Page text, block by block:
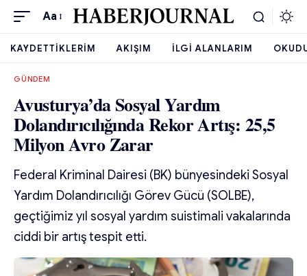
Aa
KAYDETTIKLERIM AKIŞIM İLGI ALANLARIM
GÜNDEM
Avusturya’da Sosyal Yardım
Dolandırıcılığında Rekor Artış: 25,5
Milyon Avro Zarar
Federal Kriminal Dairesi (BK) bünyesindeki Sosyal
Yardım Dolandırıcılığı Görev Gücü (SOLBE),
geçtiğimiz yıl sosyal yardım suistimali vakalarında
ciddi bir artış tespit etti.